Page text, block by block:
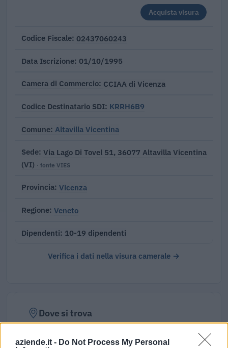
aziende.it - Do Not Process My Personal
Acquista visura
Codice Fiscale 02437060243
Data Iscrizione 01/10/1995
Camera di Commercio CCIAA di Vicenza
Codice Destinatario SDI KRRH6B9
Comune Altavilla Vicentina
Sede Via Lago Di Tovel 51, 36077 Altavilla Vicentina
(VI) · fonte VIES
Provincia Vicenza
Regione Veneto
Dipendenti 10-19 dipendenti
Verifica i dati nella visura camerale →
Dove si trova